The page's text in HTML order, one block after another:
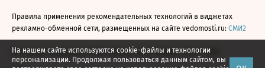
На нашем сайте используются cookie-файлы и технологии
персонализации. Продолжая пользоваться данным сайтом, вы
Правила применения рекомендательных технологий в виджетах
рекламно-обменной сети, размещенных на сайте vedomosti.ru: СМИ2
Все права защищены © АО «Бизнес Ньюс Медиа», 2024 - 2026